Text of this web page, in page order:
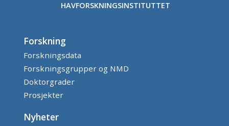
HAVFORSKNINGSINSTITUTTET
Forskning
Forskningsdata
Forskningsgrupper og NMD
Doktorgrader
Prosjekter
Nyheter